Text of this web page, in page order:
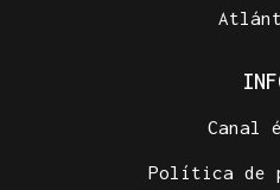
Canal
Política de